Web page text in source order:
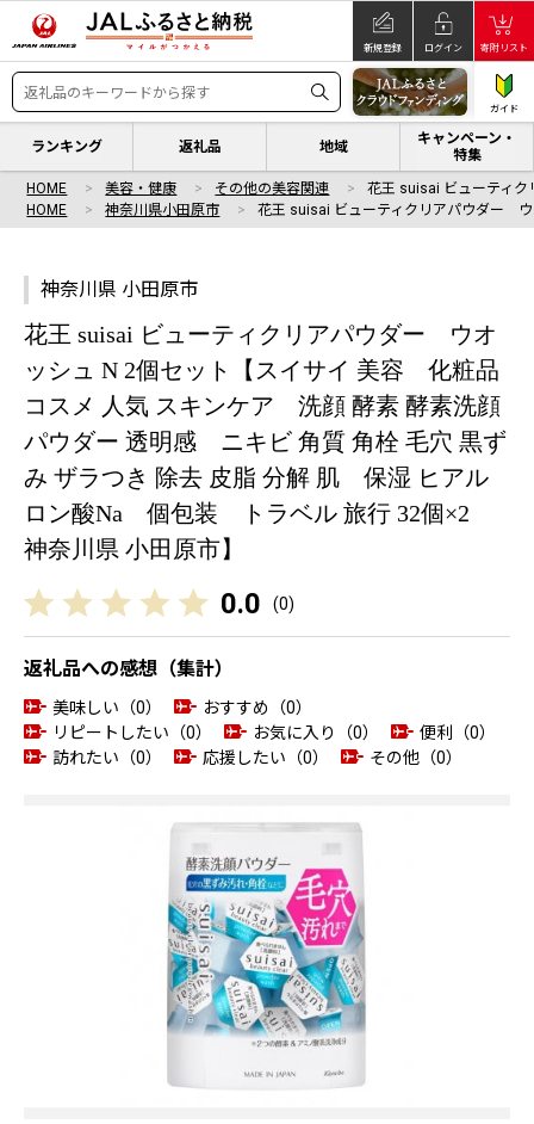
新規登録 ログイン 寄附リスト
ガイド
ランキング 返礼品 地域
キャンペーン・
特集
HOME 美容・健康 その他の美容関連
花王 suisai ビューティ
HOME
神奈川県小田原市 花王 suisai ビューティクリアパウダー
神奈川県 小田原市
花王 suisai ビューティクリアパウダー ウオ
ッシュ N 2個セット【スイサイ 美容 化粧品
コスメ 人気 スキンケア 洗顔 酵素 酵素洗顔
パウダー 透明感 ニキビ 角質 角栓 毛穴 黒ず
み ザラつき 除去 皮脂 分解 肌 保湿 ヒアル
ロン酸Na 個包装 トラベル 旅行 32個×2
神奈川県 小田原市】
0.0 (0)
返礼品への感想（集計）
美味しい（0）
おすすめ（0）
リピートしたい（0）
お気に入り（0）
便利（0）
訪れたい（0）
応援したい（0） その他（0）